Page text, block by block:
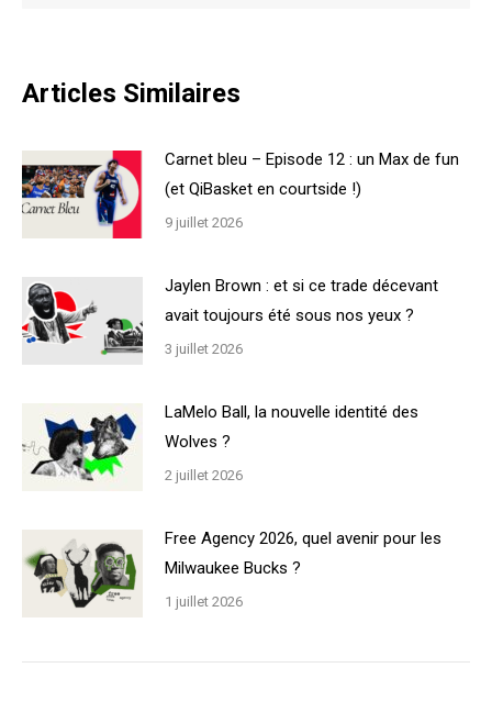
Articles Similaires
Carnet bleu – Episode 12 : un Max de fun
(et QiBasket en courtside !)
9 juillet 2026
Jaylen Brown : et si ce trade décevant
avait toujours été sous nos yeux ?
3 juillet 2026
LaMelo Ball, la nouvelle identité des
Wolves ?
2 juillet 2026
Free Agency 2026, quel avenir pour les
Milwaukee Bucks ?
1 juillet 2026